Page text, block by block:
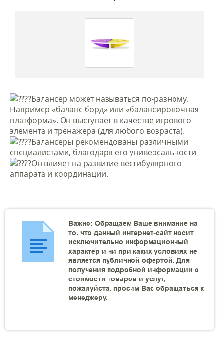
Балансер может называться по-разному.
Например «баланс борд» или «балансировочная
платформа». Он выступает в качестве игрового
элемента и тренажера (для любого возраста).
Балансеры рекомендованы различными
специалистами, благодаря его универсальности.
Он влияет на развитие вестибулярного
аппарата и координации.
Важно: Обращаем Ваше внимание на
то, что данный интернет-сайт носит
исключительно информационный
характер и ни при каких условиях не
является публичной офертой. Для
получения подробной информации о
стоимости товаров и услуг,
пожалуйста, просим Вас обращаться к
менеджеру.